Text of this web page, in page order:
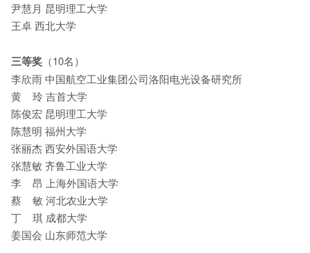
尹慧月 昆明理工大学
王卓 西北大学
三等奖 （10名）
李欣雨 中国航空工业集团公司洛阳电光设备研究所
黄 玲 吉首大学
陈俊宏 昆明理工大学
陈慧明 福州大学
张丽杰 西安外国语大学
张慧敏 齐鲁工业大学
李 昂 上海外国语大学
蔡 敏 河北农业大学
丁 琪 成都大学
姜国会 山东师范大学